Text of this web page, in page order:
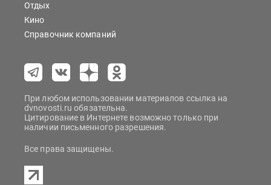
Отдых
Кино
Справочник компаний
При любом использовании материалов ссылка на
dvnovosti.ru обязательна.
Цитирование в Интернете возможно только при
наличии письменного разрешения.
Все права защищены.